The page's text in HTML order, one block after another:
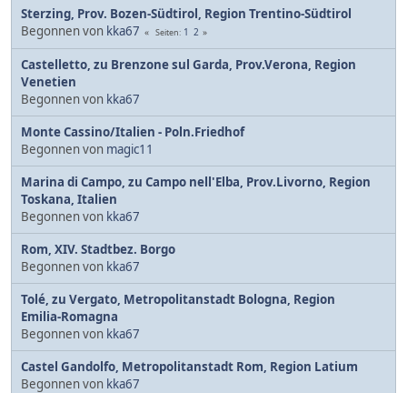
Sterzing, Prov. Bozen-Südtirol, Region Trentino-Südtirol
Begonnen von kka67 Seiten 1 2
Castelletto, zu Brenzone sul Garda, Prov.Verona, Region
Venetien
Begonnen von kka67
Monte Cassino/Italien - Poln.Friedhof
Begonnen von magic11
Marina di Campo, zu Campo nell'Elba, Prov.Livorno, Region
Toskana, Italien
Begonnen von kka67
Rom, XIV. Stadtbez. Borgo
Begonnen von kka67
Tolé, zu Vergato, Metropolitanstadt Bologna, Region
Emilia-Romagna
Begonnen von kka67
Castel Gandolfo, Metropolitanstadt Rom, Region Latium
Begonnen von kka67